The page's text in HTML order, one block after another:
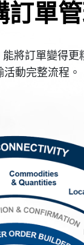
單
將訂單變得
動完整流程。